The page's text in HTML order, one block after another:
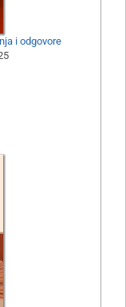
i odgovore